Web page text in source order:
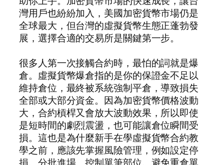
灣用戶也紛紛加入，美國加密貨幣市場仍是
全球最大，但台灣的虛擬貨幣生態正蓬勃發
展，選擇合適的交易所是關鍵第一步。
很多人第一次接觸合約時，最怕的詞就是爆
倉。虛擬貨幣爆倉指的是你的保證金不足以
維持倉位，最終被系統強制平倉，導致損失
全部或大部分資金。因為加密貨幣價格波動
大，合約槓桿又會放大波動效果，所以即使
是短時間的劇烈震盪，也可能讓倉位瞬間受
損。這也是為什麼新手在學虛擬貨幣合約教
學之前，應該先掌握風險管理，例如設定停